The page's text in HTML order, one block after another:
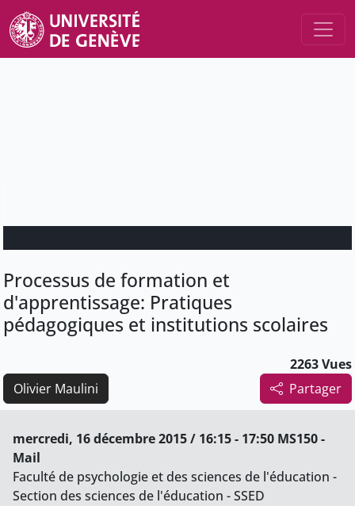
Processus de formation et
d'apprentissage: Pratiques
pédagogiques et institutions scolaires
2263 Vues
Partager
Olivier Maulini
mercredi, 16 décembre 2015 / 16:15 - 17:50 MS150 -
Mail
Faculté de psychologie et des sciences de l'éducation -
Section des sciences de l'éducation - SSED